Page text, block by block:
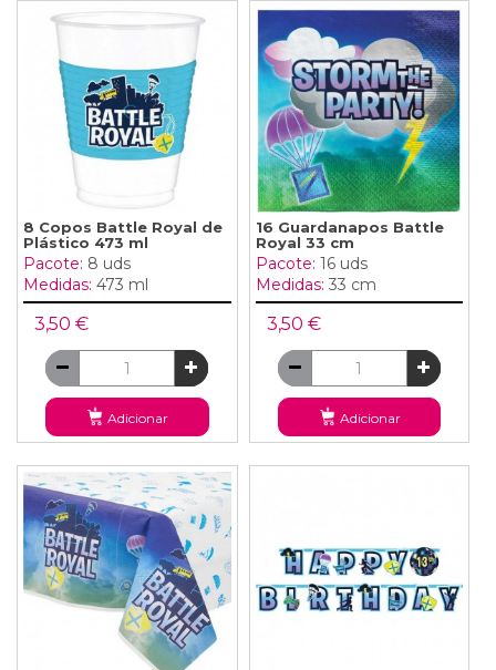
8 Copos Battle Royal de
Plástico 473 ml
Pacote: 8 uds
Medidas: 473 ml
3,50 €
Adicionar
16 Guardanapos Battle
Royal 33 cm
Pacote: 16 uds
Medidas: 33 cm
3,50 €
Adicionar